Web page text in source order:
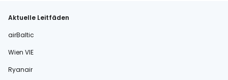
Aktuelle Leitfäden
airBaltic
Wien VIE
Ryanair